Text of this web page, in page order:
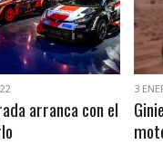
arranca con el
3